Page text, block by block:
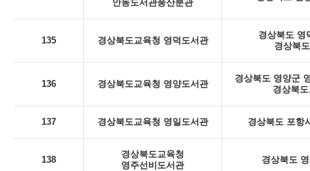
안동도서관풍산분관
135 경상북도교육청 영덕도서관
경상북도 영
경상북
136 경상북도교육청 영양도서관
경상북도 영양군
경상북
137 경상북도교육청 영일도서관 경상북도 포항
138
경상북도교육청
영주선비도서관
경상북도